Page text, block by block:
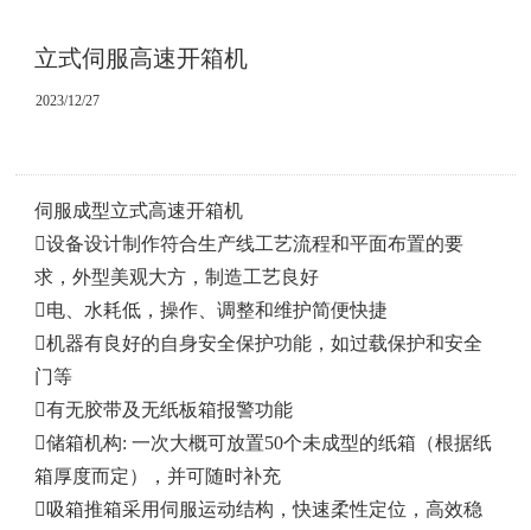
立式伺服高速开箱机
2023/12/27
伺服成型立式高速开箱机
设备设计制作符合生产线工艺流程和平面布置的要
求，外型美观大方，制造工艺良好
电、水耗低，操作、调整和维护简便快捷
机器有良好的自身安全保护功能，如过载保护和安全
门等
有无胶带及无纸板箱报警功能
储箱机构: 一次大概可放置50个未成型的纸箱（根据纸
箱厚度而定），并可随时补充
吸箱推箱采用伺服运动结构，快速柔性定位，高效稳